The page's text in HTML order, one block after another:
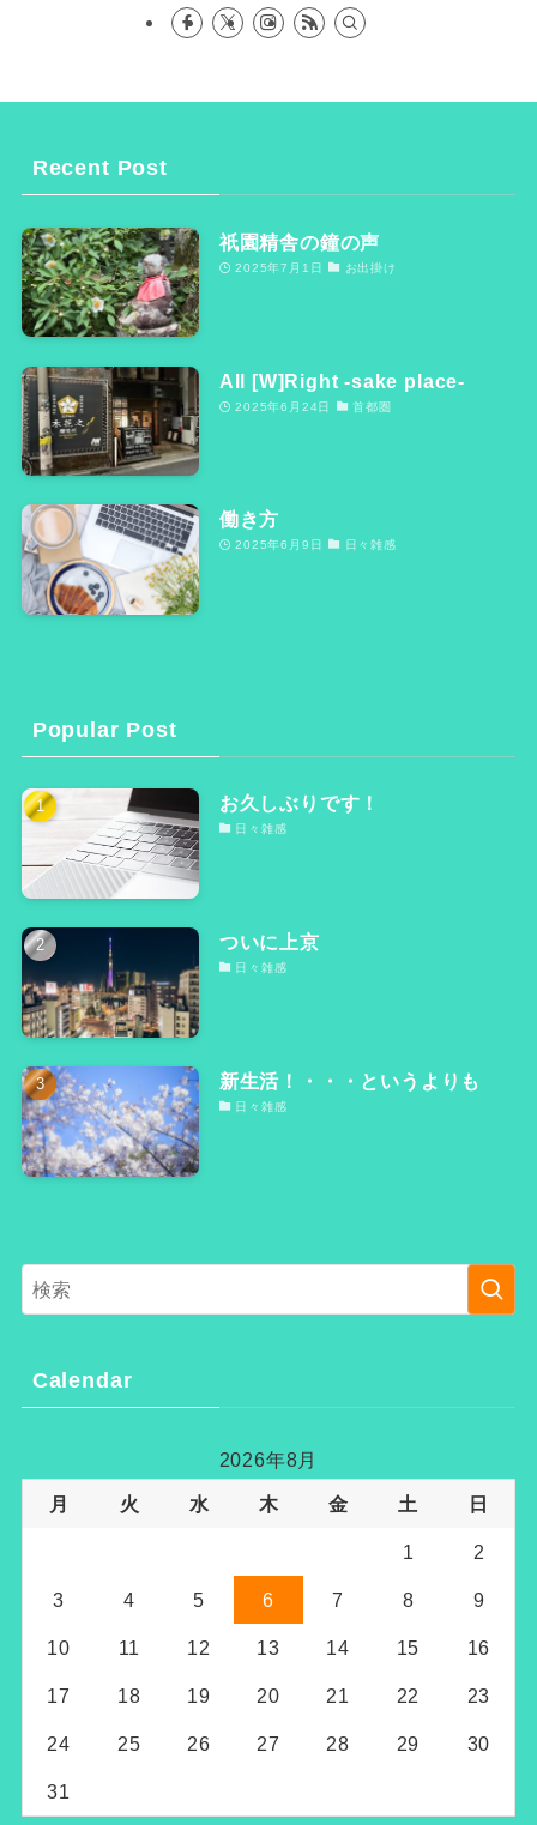
Recent Post
祇園精舎の鐘の声
2025年7月1日 お出掛け
All [W]Right -sake place-
2025年6月24日 首都圏
働き方
2025年6月9日 日々雑感
Popular Post
お久しぶりです！
日々雑感
ついに上京
日々雑感
新生活！・・・というよりも
日々雑感
Calendar
2026年8月
月 火 水 木 金 土 日
1 2
3 4 5 6 7 8 9
10 11 12 13 14 15 16
17 18 19 20 21 22 23
24 25 26 27 28 29 30
31